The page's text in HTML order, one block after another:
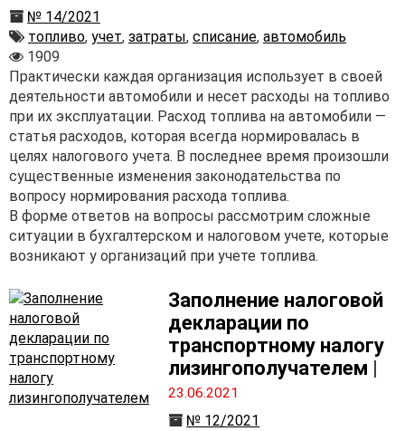
№ 14/2021
топливо, учет, затраты, списание, автомобиль
1909
Практически каждая организация использует в своей
деятельности автомобили и несет расходы на топливо
при их эксплуатации. Расход топлива на автомобили —
статья расходов, которая всегда нормировалась в
целях налогового учета. В последнее время произошли
существенные изменения законодательства по
вопросу нормирования расхода топлива.
В форме ответов на вопросы рассмотрим сложные
ситуации в бухгалтерском и налоговом учете, которые
возникают у организаций при учете топлива.
Заполнение налоговой
декларации по
транспортному налогу
лизингополучателем
23.06.2021
№ 12/2021